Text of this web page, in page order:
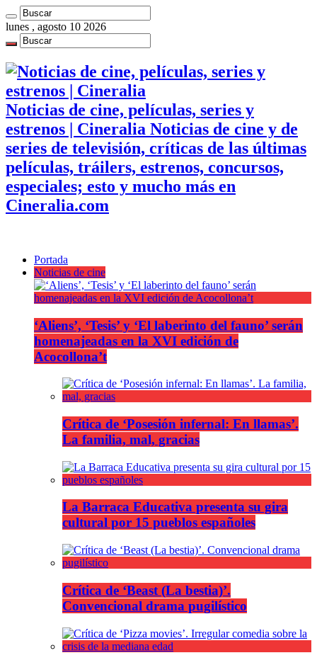
lunes , agosto 10 2026
Noticias de cine, películas, series y
estrenos | Cineralia Noticias de cine y de
series de televisión, críticas de las últimas
películas, tráilers, estrenos, concursos,
especiales; esto y mucho más en
Cineralia.com
Portada
Noticias de cine
‘Aliens’, ‘Tesis’ y ‘El laberinto del fauno’ serán
homenajeadas en la XVI edición de
Acocollona’t
Crítica de ‘Posesión infernal: En llamas’.
La familia, mal, gracias
La Barraca Educativa presenta su gira
cultural por 15 pueblos españoles
Crítica de ‘Beast (La bestia)’.
Convencional drama pugilístico